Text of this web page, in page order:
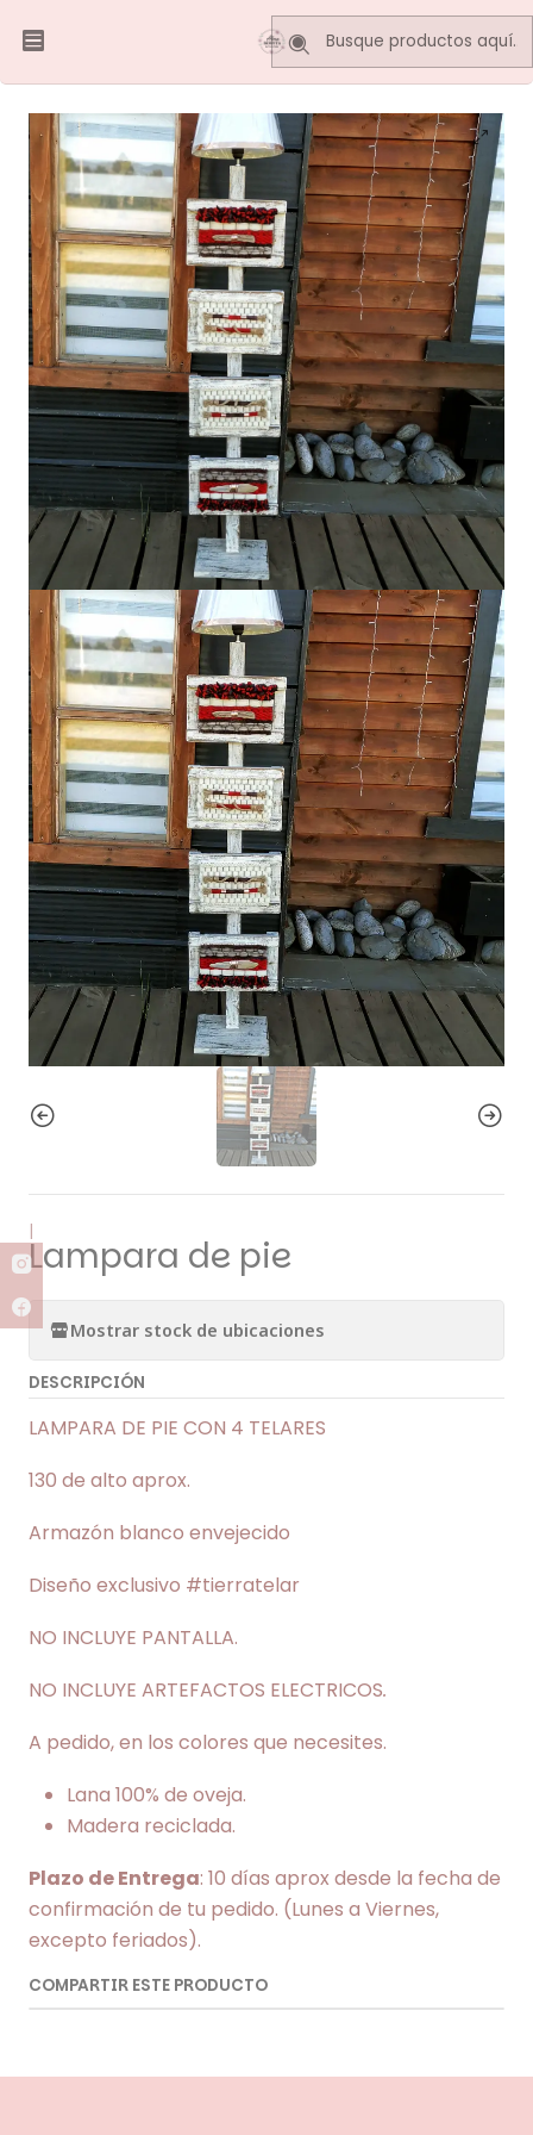
Telares Decorativos Lamparas Telar
Lampara de pie
|
Lampara de pie
Mostrar stock de ubicaciones
DESCRIPCIÓN
LAMPARA DE PIE CON 4 TELARES
130 de alto aprox.
Armazón blanco envejecido
Diseño exclusivo #tierratelar
NO INCLUYE PANTALLA.
NO INCLUYE ARTEFACTOS ELECTRICOS.
A pedido, en los colores que necesites.
Lana 100% de oveja.
Madera reciclada.
Plazo de Entrega: 10 días aprox desde la fecha de
confirmación de tu pedido. (Lunes a Viernes,
excepto feriados).
COMPARTIR ESTE PRODUCTO